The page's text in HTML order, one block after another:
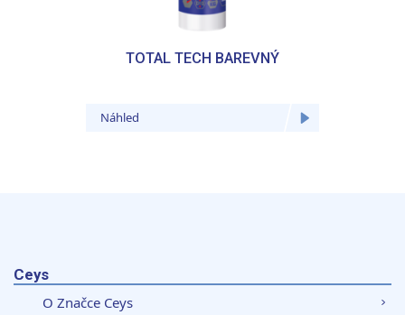
TOTAL TECH BAREVNÝ
Náhled
Ceys
O Značce Ceys